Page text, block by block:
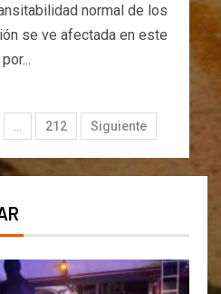
normal de los
se ve afectada en este
212 Siguiente